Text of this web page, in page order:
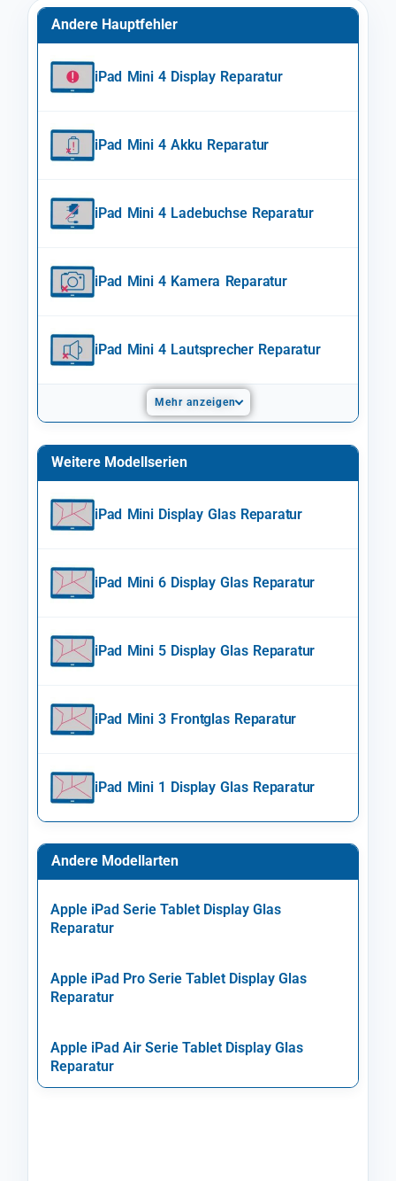
Andere Hauptfehler
iPad Mini 4 Display Reparatur
iPad Mini 4 Akku Reparatur
iPad Mini 4 Ladebuchse Reparatur
iPad Mini 4 Kamera Reparatur
iPad Mini 4 Lautsprecher Reparatur
Mehr anzeigen
Weitere Modellserien
iPad Mini Display Glas Reparatur
iPad Mini 6 Display Glas Reparatur
iPad Mini 5 Display Glas Reparatur
iPad Mini 3 Frontglas Reparatur
iPad Mini 1 Display Glas Reparatur
Andere Modellarten
Apple iPad Serie Tablet Display Glas
Reparatur
Apple iPad Pro Serie Tablet Display Glas
Reparatur
Apple iPad Air Serie Tablet Display Glas
Reparatur